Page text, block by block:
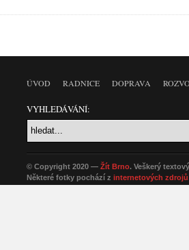
ÚVOD RADNICE DOPRAVA
VYHLEDÁVÁNÍ:
© Copyright 2020 — Žít Brno. Veškerý
Některé fotky pochází z internetových